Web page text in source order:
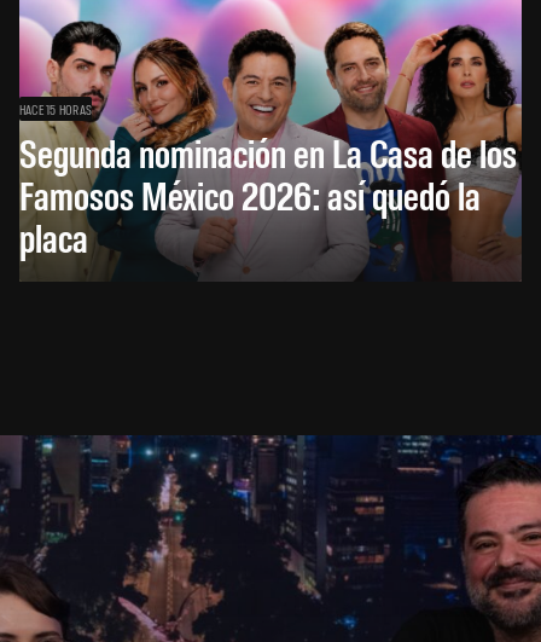
HACE 15 HORAS
Segunda nominación en La Casa de los
Famosos México 2026: así quedó la
placa